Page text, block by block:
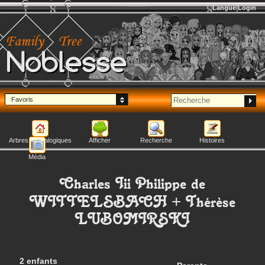
Noblesse
Langue Login
Favoris
Arbres généalogiques Afficher Recherche Histoires
Média
Charles Iii Philippe de
WITTELSBACH + Thérèse
LUBOMIRSKI
2 enfants